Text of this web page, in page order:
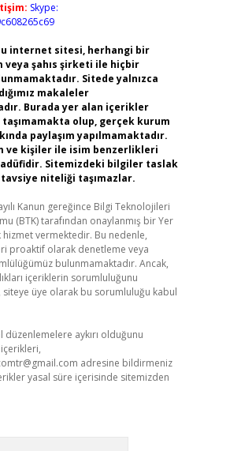
Skype:
internet sitesi, herhangi bir
veya şahıs şirketi ile hiçbir
Sitede yalnızca
makaleler
Burada yer alan içerikler
olup, gerçek kurum
paylaşım yapılmamaktadır.
ve kişiler ile isim benzerlikleri
Sitemizdeki bilgiler taslak
niteliği taşımazlar.
Kanun gereğince Bilgi Teknolojileri
(BTK) tarafından onaylanmış bir Yer
hizmet vermektedir. Bu nedenle,
proaktif olarak denetleme veya
bulunmamaktadır. Ancak,
içeriklerin sorumluluğunu
siteye üye olarak bu sorumluluğu kabul
düzenlemelere aykırı olduğunu
adresine bildirmeniz
yasal süre içerisinde sitemizden